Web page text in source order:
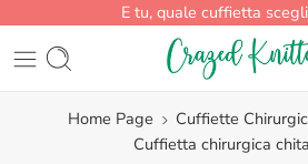
E tu, quale cuffietta
Home Page Cuffiette
Cuffietta chirurgica